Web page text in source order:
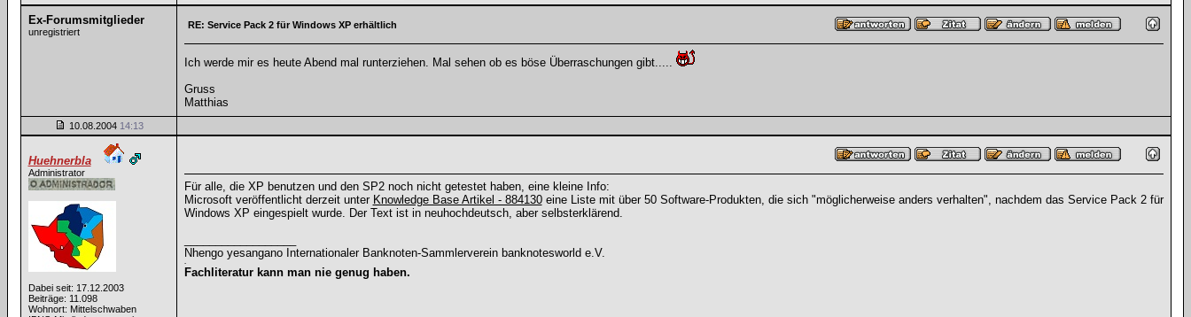
Ex-Forumsmitglieder
unregistriert
RE: Service Pack 2 für Windows XP erhältlich
Ich werde mir es heute Abend mal runterziehen. Mal sehen ob es böse Überraschungen gibt.....
Gruss
Matthias
10.08.2004 14:13
Huehnerbla
Administrator
Dabei seit: 17.12.2003
Beiträge: 11.098
Wohnort: Mittelschwaben
Für alle, die XP benutzen und den SP2 noch nicht getestet haben, eine kleine Info:
Microsoft veröffentlicht derzeit unter Knowledge Base Artikel - 884130eine Liste mit über 50 Software-Produkten, die sich "möglicherweise anders verhalten", nachdem das Service Pack 2 für
Windows XP eingespielt wurde. Der Text ist in neuhochdeutsch, aber selbsterklärend.
Nhengo yesangano Internationaler Banknoten-Sammlerverein banknotesworld e.V.
-
Fachliteratur kann man nie genug haben.